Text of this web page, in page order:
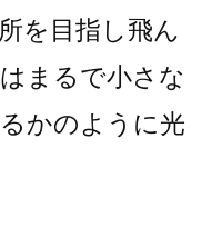
を目指し飛ん
まるで小さな
かのように光